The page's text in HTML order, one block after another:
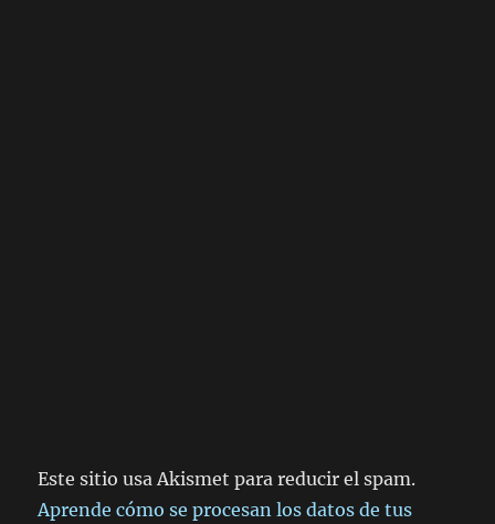
Este sitio usa Akismet para reducir el spam.
Aprende cómo se procesan los datos de tus